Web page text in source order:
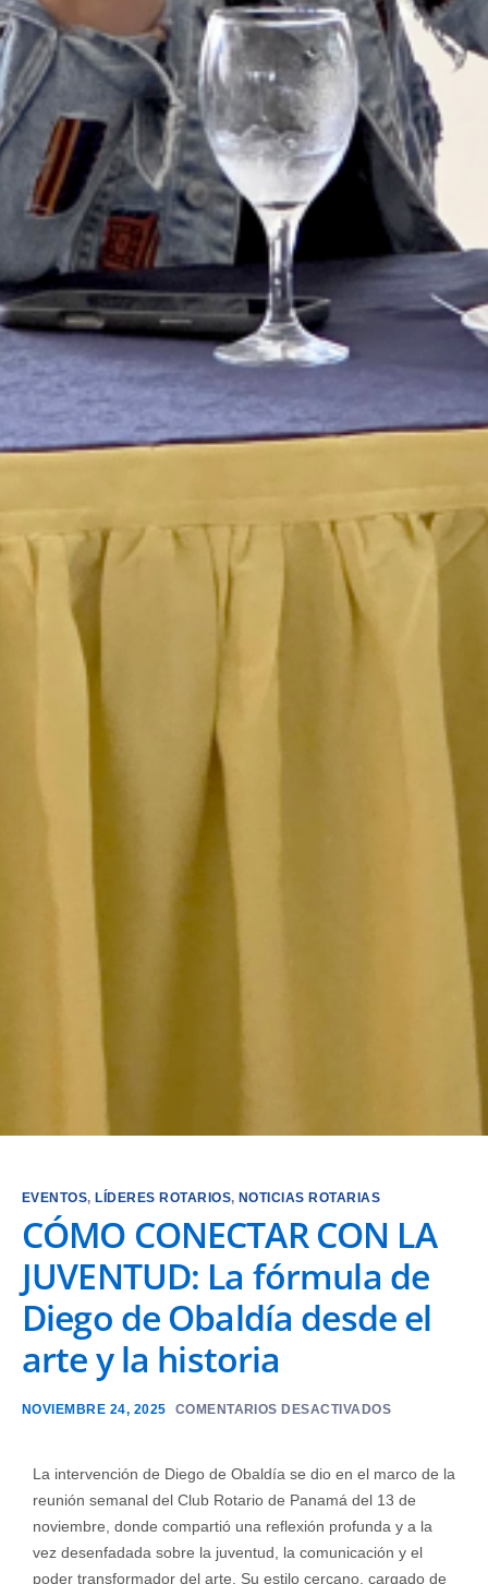
EVENTOS, LÍDERES ROTARIOS, NOTICIAS ROTARIAS
CÓMO CONECTAR CON LA
JUVENTUD: La fórmula de
Diego de Obaldía desde el
arte y la historia
NOVIEMBRE 24, 2025 COMENTARIOS DESACTIVADOS
La intervención de Diego de Obaldía se dio en el marco de la
reunión semanal del Club Rotario de Panamá del 13 de
noviembre, donde compartió una reflexión profunda y a la
vez desenfadada sobre la juventud, la comunicación y el
poder transformador del arte. Su estilo cercano, cargado de